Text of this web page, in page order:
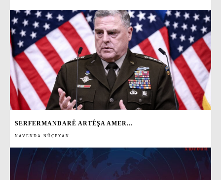
SERFERMANDARÊ ARTÊŞA AMER...
NAVENDA NÛÇEYAN